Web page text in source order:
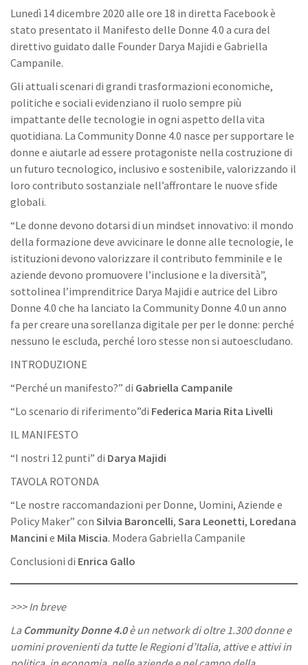
Lunedì 14 dicembre 2020 alle ore 18 in diretta Facebook è
stato presentato il Manifesto delle Donne 4.0 a cura del
direttivo guidato dalle Founder Darya Majidi e Gabriella
Campanile.
Gli attuali scenari di grandi trasformazioni economiche,
politiche e sociali evidenziano il ruolo sempre più
impattante delle tecnologie in ogni aspetto della vita
quotidiana. La Community Donne 4.0 nasce per supportare le
donne e aiutarle ad essere protagoniste nella costruzione di
un futuro tecnologico, inclusivo e sostenibile, valorizzando il
loro contributo sostanziale nell’affrontare le nuove sfide
globali.
“Le donne devono dotarsi di un mindset innovativo: il mondo
della formazione deve avvicinare le donne alle tecnologie, le
istituzioni devono valorizzare il contributo femminile e le
aziende devono promuovere l’inclusione e la diversità”,
sottolinea l’imprenditrice Darya Majidi e autrice del Libro
Donne 4.0 che ha lanciato la Community Donne 4.0 un anno
fa per creare una sorellanza digitale per per le donne: perché
nessuno le escluda, perché loro stesse non si autoescludano.
INTRODUZIONE
“Perché un manifesto?” di Gabriella Campanile
“Lo scenario di riferimento”di Federica Maria Rita Livelli
IL MANIFESTO
“I nostri 12 punti” di Darya Majidi
TAVOLA ROTONDA
“Le nostre raccomandazioni per Donne, Uomini, Aziende e
Policy Maker” con Silvia Baroncelli, Sara Leonetti, Loredana
Mancini e Mila Miscia. Modera Gabriella Campanile
Conclusioni di Enrica Gallo
>>> In breve
La Community Donne 4.0è un network di oltre 1.300 donne e
uomini provenienti da tutte le Regioni d’Italia, attive e attivi in